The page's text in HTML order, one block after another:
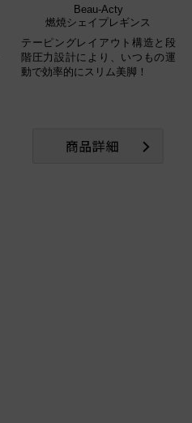
Beau-Acty
燃焼シェイプレギンス
テーピングレイアウト構造と段
階圧力設計により、いつもの運
動で効率的にスリム美脚！